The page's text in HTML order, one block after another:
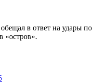
в ответ на удары по
«остров».